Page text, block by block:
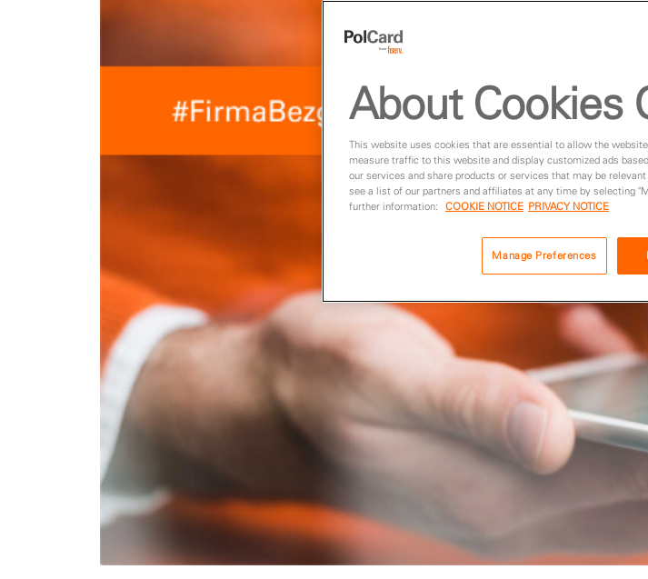
About Cookies
This website uses cookies that are essential to allow the
measure traffic to this website and display customized ads
our services and share products or services that may be
see a list of our partners and affiliates at any time by selecting
further information:
COOKIE NOTICE PRIVACY NOTICE
Manage Preferences